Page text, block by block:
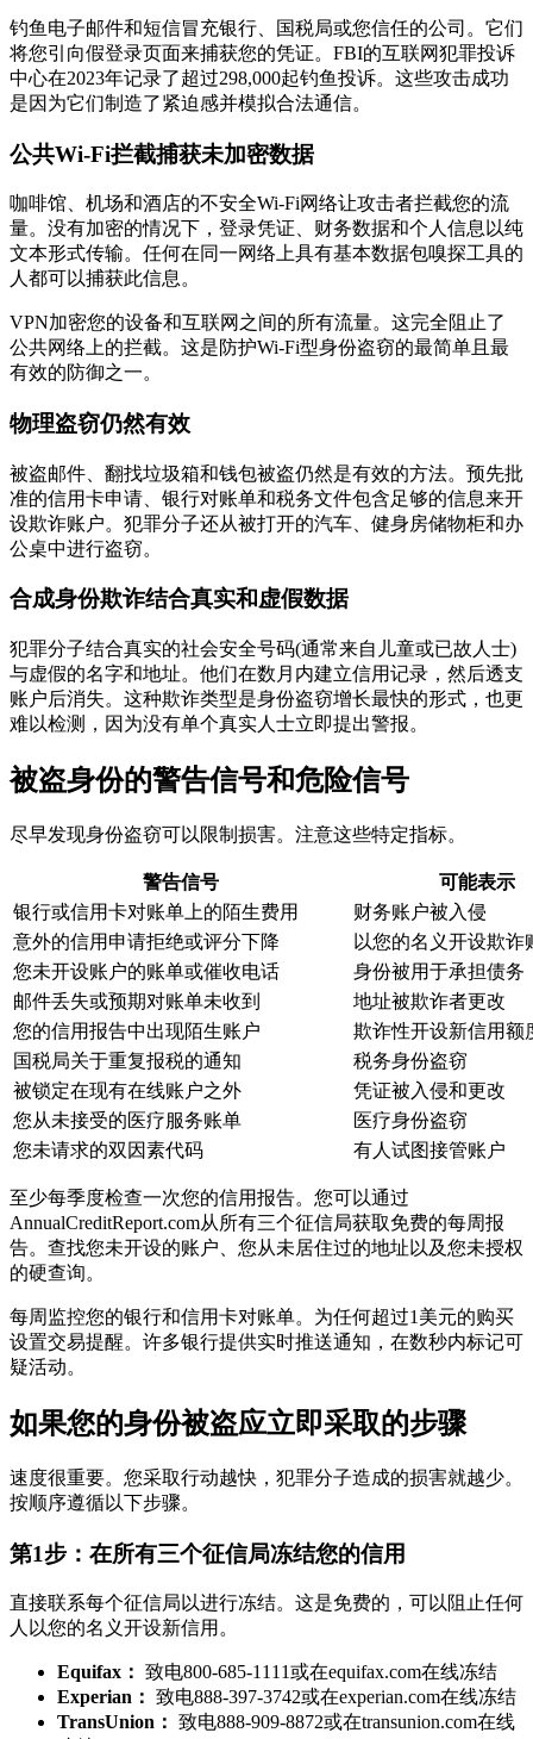
钓鱼电子邮件和短信冒充银行、国税局或您信任的公司。它们
将您引向假登录页面来捕获您的凭证。FBI的互联网犯罪投诉
中心在2023年记录了超过298,000起钓鱼投诉。这些攻击成功
是因为它们制造了紧迫感并模拟合法通信。
公共Wi-Fi拦截捕获未加密数据
咖啡馆、机场和酒店的不安全Wi-Fi网络让攻击者拦截您的流
量。没有加密的情况下，登录凭证、财务数据和个人信息以纯
文本形式传输。任何在同一网络上具有基本数据包嗅探工具的
人都可以捕获此信息。
VPN加密您的设备和互联网之间的所有流量。这完全阻止了
公共网络上的拦截。这是防护Wi-Fi型身份盗窃的最简单且最
有效的防御之一。
物理盗窃仍然有效
被盗邮件、翻找垃圾箱和钱包被盗仍然是有效的方法。预先批
准的信用卡申请、银行对账单和税务文件包含足够的信息来开
设欺诈账户。犯罪分子还从被打开的汽车、健身房储物柜和办
公桌中进行盗窃。
合成身份欺诈结合真实和虚假数据
犯罪分子结合真实的社会安全号码(通常来自儿童或已故人士)
与虚假的名字和地址。他们在数月内建立信用记录，然后透支
账户后消失。这种欺诈类型是身份盗窃增长最快的形式，也更
难以检测，因为没有单个真实人士立即提出警报。
被盗身份的警告信号和危险信号
尽早发现身份盗窃可以限制损害。注意这些特定指标。
警告信号
可能表示
银行或信用卡对账单上的陌生费用
财务账户被入侵
意外的信用申请拒绝或评分下降
以您的名义开设欺诈
您未开设账户的账单或催收电话
身份被用于承担债务
邮件丢失或预期对账单未收到
地址被欺诈者更改
您的信用报告中出现陌生账户
欺诈性开设新信用额
国税局关于重复报税的通知
税务身份盗窃
被锁定在现有在线账户之外
凭证被入侵和更改
您从未接受的医疗服务账单
医疗身份盗窃
您未请求的双因素代码
有人试图接管账户
至少每季度检查一次您的信用报告。您可以通过
AnnualCreditReport.com从所有三个征信局获取免费的每周报
告。查找您未开设的账户、您从未居住过的地址以及您未授权
的硬查询。
每周监控您的银行和信用卡对账单。为任何超过1美元的购买
设置交易提醒。许多银行提供实时推送通知，在数秒内标记可
疑活动。
如果您的身份被盗应立即采取的步骤
速度很重要。您采取行动越快，犯罪分子造成的损害就越少。
按顺序遵循以下步骤。
第1步：在所有三个征信局冻结您的信用
直接联系每个征信局以进行冻结。这是免费的，可以阻止任何
人以您的名义开设新信用。
Equifax： 致电800-685-1111或在equifax.com在线冻结
Experian： 致电888-397-3742或在experian.com在线冻结
TransUnion： 致电888-909-8872或在transunion.com在线